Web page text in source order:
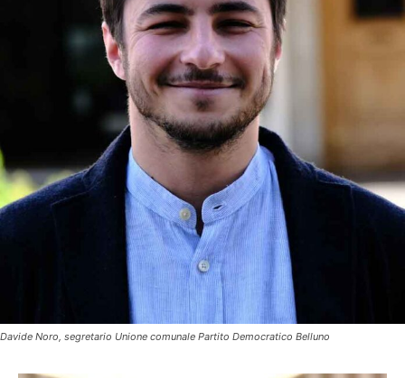
Davide Noro, segretario Unione comunale Partito Democratico Belluno